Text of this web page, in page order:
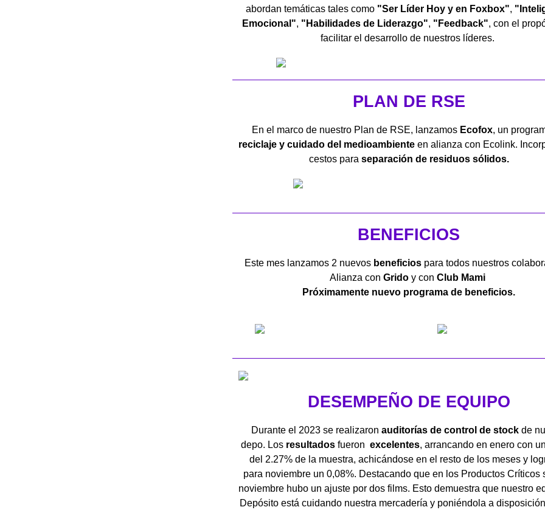
abordan temáticas tales como "Ser Líder Hoy y en Foxbox",
Emocional", "Habilidades de Liderazgo", "Feedback", con el
facilitar el desarrollo de nuestros líderes.
PLAN DE RSE
En el marco de nuestro Plan de RSE, lanzamos Ecofox, un
reciclaje y cuidado del medioambiente en alianza con Ecolink.
cestos para separación de residuos sólidos.
BENEFICIOS
Este mes lanzamos 2 nuevos beneficiospara todos nuestros
Alianza con Grido y con Club Mami
Próximamente nuevo programa de beneficios.
DESEMPEÑO DE EQUIPO
Durante el 2023 se realizaron auditorías de control de stockde
depo. Los resultadosfueron excelentes, arrancando en enero con
del 2.27% de la muestra, achicándose en el resto de los meses y
para noviembre un 0,08%. Destacando que en los Productos Críticos
noviembre hubo un ajuste por dos films. Esto demuestra que nuestro
Depósito está cuidando nuestra mercadería y poniéndola a